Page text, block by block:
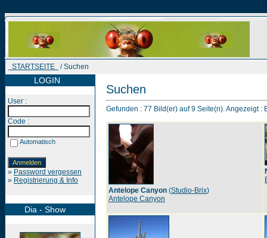
STARTSEITE / Suchen
LOGIN
User :
Code :
Automatisch
» Password vergessen
» Registrierung & Info
Dia - Show
Suchen
Gefunden : 77 Bild(er) auf 9 Seite(n). Angezeigt :
Antelope Canyon (Studio-Brix)
Antelope Canyon